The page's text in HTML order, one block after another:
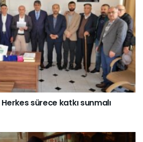
sürece katkı sunmalı